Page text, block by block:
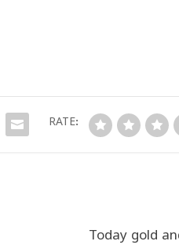
RATE:
Today gold